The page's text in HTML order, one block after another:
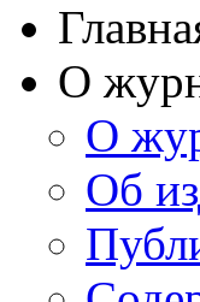
О
О
Об